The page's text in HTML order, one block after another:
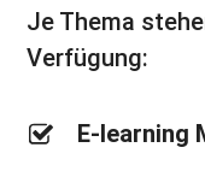
Je Thema
Verfügung:
E-learning